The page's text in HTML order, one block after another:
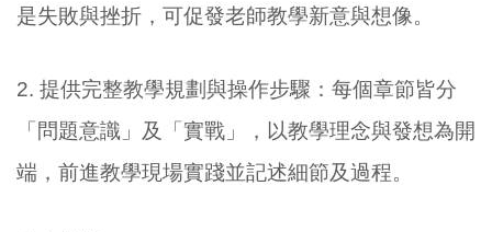
是失敗與挫折，可促發老師教學新意與想像。
2. 提供完整教學規劃與操作步驟：每個章節皆分
「問題意識」及「實戰」，以教學理念與發想為開
端，前進教學現場實踐並記述細節及過程。